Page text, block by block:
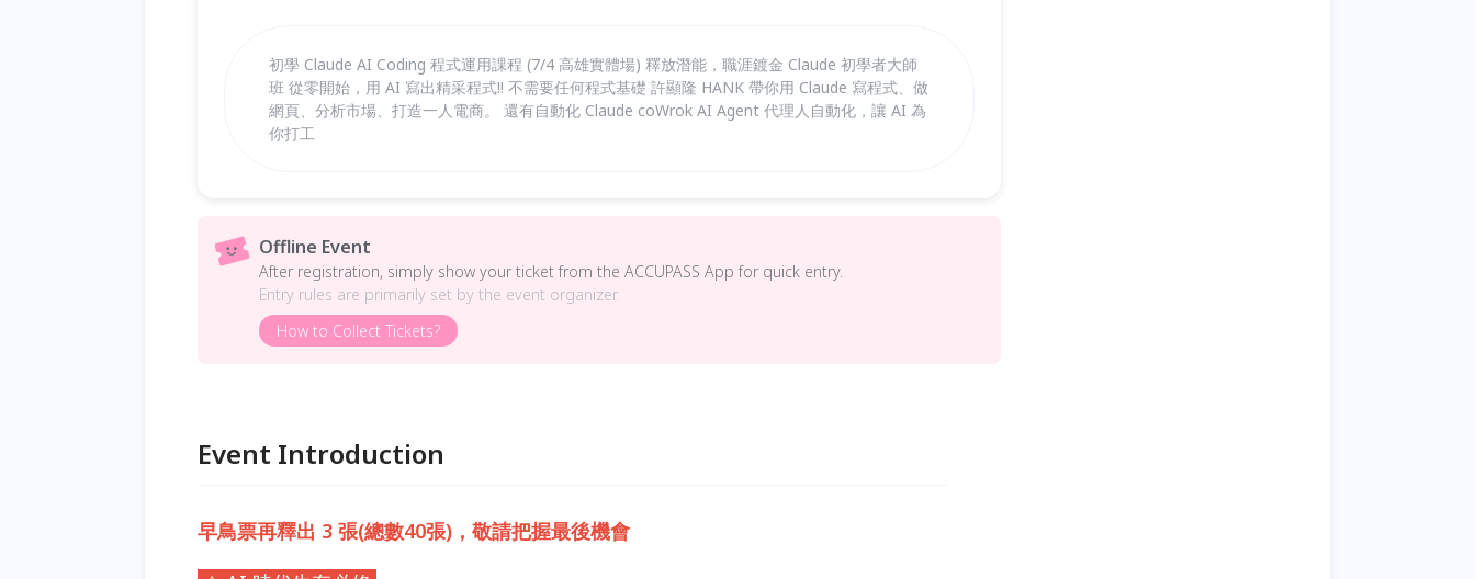
初學 Claude AI Coding 程式運用課程 (7/4 高雄實體場) 釋放潛能，職涯鍍金 Claude 初學者大師
班 從零開始，用 AI 寫出精采程式!! 不需要任何程式基礎 許顯隆 HANK 帶你用 Claude 寫程式、做
網頁、分析市場、打造一人電商。 還有自動化 Claude coWrok AI Agent 代理人自動化，讓 AI 為
你打工
Offline Event
After registration, simply show your ticket from the ACCUPASS App for quick entry.
Entry rules are primarily set by the event organizer.
How to Collect Tickets?
Event Introduction
早鳥票再釋出 3 張(總數40張)，敬請把握最後機會